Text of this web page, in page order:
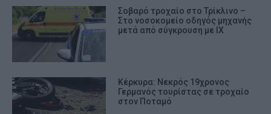
Σοβαρό τροχαίο στο Τρίκλινο –
Στο νοσοκομείο οδηγός μηχανής
μετά από σύγκρουση με ΙΧ
Κέρκυρα: Νεκρός 19χρονος
Γερμανός τουρίστας σε τροχαίο
στον Ποταμό